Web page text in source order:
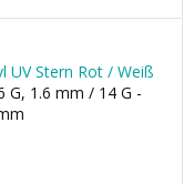
UV Stern Rot / Weiß
G, 1.6 mm / 14 G -